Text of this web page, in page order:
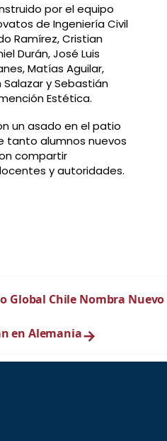
por el equipo
de Ingeniería Civil
Ramírez, Cristian
Durán, José Luis
Matías Aguilar,
y Sebastián
Estética.
un asado en el patio
tanto alumnos nuevos
compartir
y autoridades.
Global Chile Nombra Nuevo
en Alemania→